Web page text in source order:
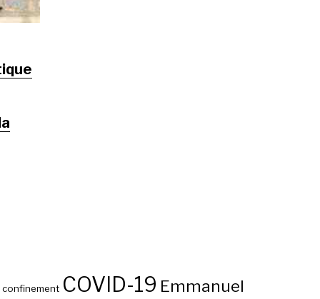
confinement COVID-19 Emmanuel